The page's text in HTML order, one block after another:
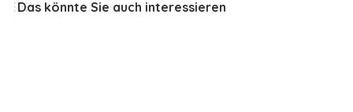
Das könnte Sie auch interessieren